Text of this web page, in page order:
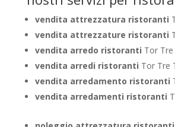
vendita attrezzatura ristoranti
vendita attrezzature ristoranti
vendita arredo ristoranti Tor
vendita arredi ristoranti Tor Tre
vendita arredamento ristoranti
vendita arredamenti ristoranti